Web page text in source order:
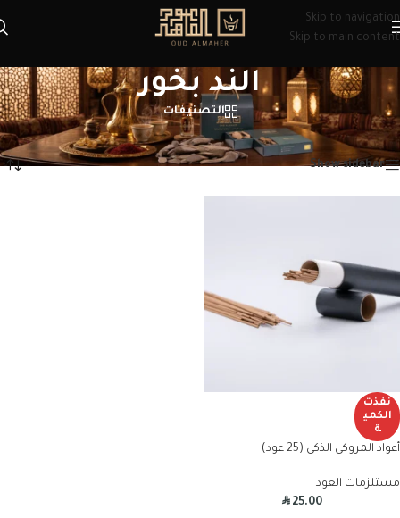
Skip to navigation
Skip to main content
الند بخور
التصنيفات
الرئيسية/منتجات تحت الوسم “الند بخور” عرض النتيجة الوحيدة
Show sidebar
نفذت
الكمي
ة
أعواد المروكي الذكي (25 عود)
مستلزمات العود
R25.00